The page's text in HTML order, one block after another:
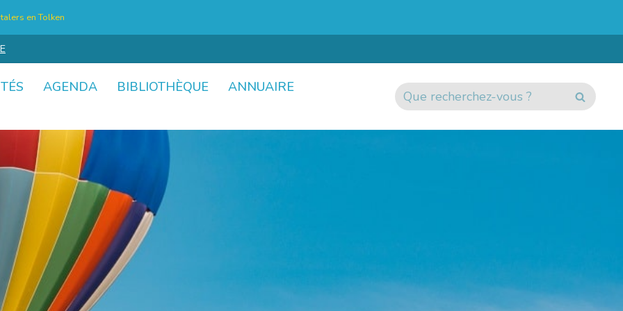
en Tolken
AGENDA BIBLIOTHÈQUE
ANNUAIRE